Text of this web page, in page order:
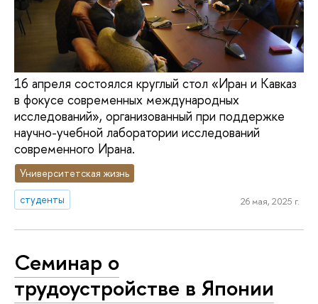
16 апреля состоялся круглый стол «Иран и Кавказ
в фокусе современных международных
исследований», организованный при поддержке
научно-учебной лаборатории исследований
современного Ирана.
Университетская жизнь
студенты
26 мая, 2025 г.
Семинар о
трудоустройстве в Японии